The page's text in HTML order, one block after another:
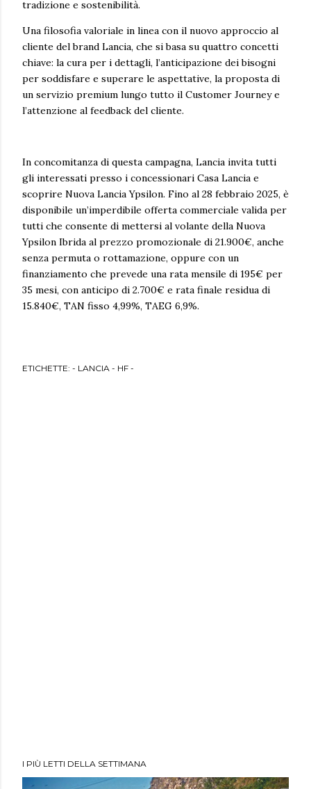
tradizione e sostenibilità.
Una filosofia valoriale in linea con il nuovo approccio al
cliente del brand Lancia, che si basa su quattro concetti
chiave: la cura per i dettagli, l’anticipazione dei bisogni
per soddisfare e superare le aspettative, la proposta di
un servizio premium lungo tutto il Customer Journey e
l’attenzione al feedback del cliente.
In concomitanza di questa campagna, Lancia invita tutti
gli interessati presso i concessionari Casa Lancia e
scoprire Nuova Lancia Ypsilon. Fino al 28 febbraio 2025, è
disponibile un’imperdibile offerta commerciale valida per
tutti che consente di mettersi al volante della Nuova
Ypsilon Ibrida al prezzo promozionale di 21.900€, anche
senza permuta o rottamazione, oppure con un
finanziamento che prevede una rata mensile di 195€ per
35 mesi, con anticipo di 2.700€ e rata finale residua di
15.840€, TAN fisso 4,99%, TAEG 6,9%.
ETICHETTE: - LANCIA - HF -
I PIÙ LETTI DELLA SETTIMANA